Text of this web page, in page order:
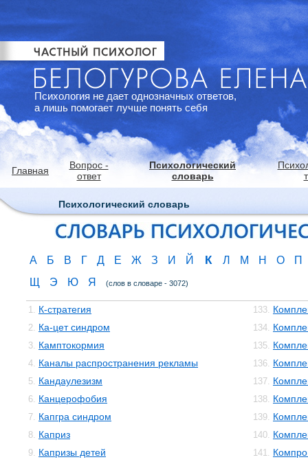
Психология не дает однозначных ответов,
а лишь помогает лучше понять себя
Главная
Вопрос -
ответ
Психологический
словарь
Психологический словарь
А Б В Г Д Е Ж З И Й К Л М Н О
П
Щ
Э Ю Я (слов в словаре - 3072)
1. К-стратегия
2. Ка-цет синдром
3. Камптокормия
4. Каналы распространения рекламы
5. Кандаулезизм
6. Канцерофобия
7. Капгра синдром
8. Каприз
9. Капризы детей
133.
134.
135.
136.
137.
138.
139.
140.
141.